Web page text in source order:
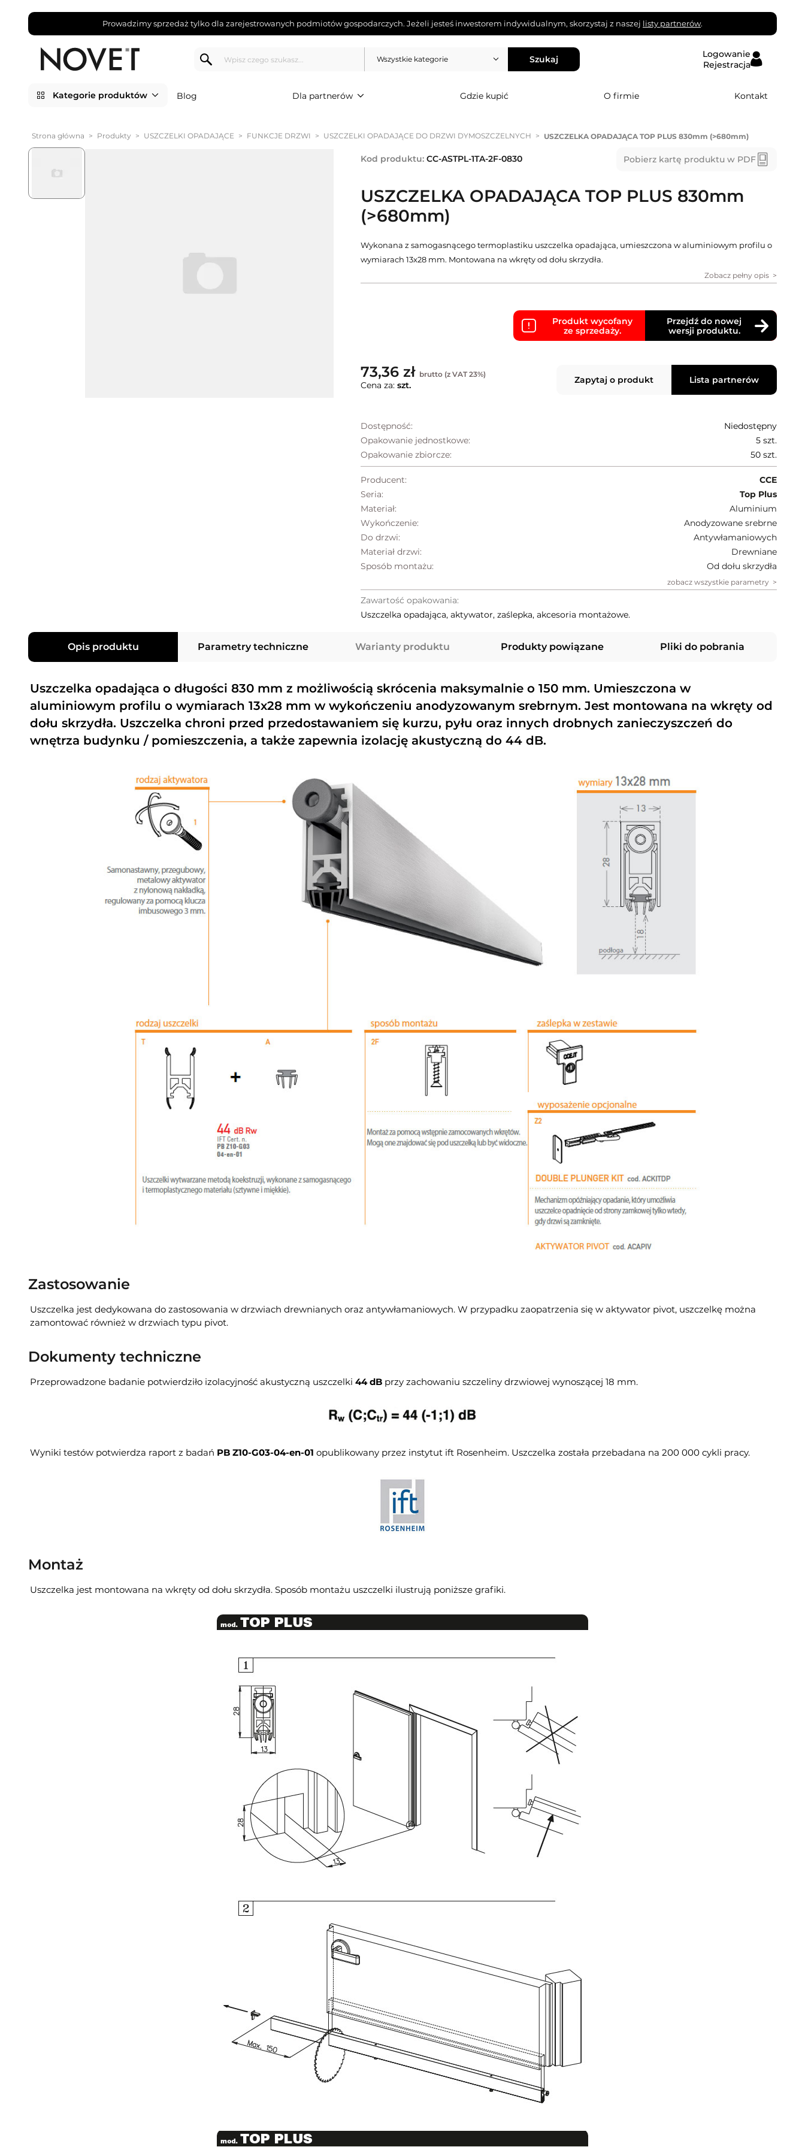
Prowadzimy sprzedaż tylko dla zarejestrowanych podmiotów gospodarczych. Jeżeli jesteś inwestorem indywidualnym, skorzystaj z naszej listy partnerów.
Wszystkie kategorie Szukaj
Logowanie
Rejestracja
Kategorie produktów Blog Dla partnerów Gdzie kupić O firmie Kontakt
Strona główna > Produkty > USZCZELKI OPADAJĄCE > FUNKCJE DRZWI > USZCZELKI OPADAJĄCE DO DRZWI DYMOSZCZELNYCH > USZCZELKA OPADAJĄCA TOP PLUS 830mm (>680mm)
Kod produktu: CC-ASTPL-1TA-2F-0830 Pobierz kartę produktu w PDF
USZCZELKA OPADAJĄCA TOP PLUS 830mm
(>680mm)
Wykonana z samogasnącego termoplastiku uszczelka opadająca, umieszczona w aluminiowym profilu o
wymiarach 13x28 mm. Montowana na wkręty od dołu skrzydła.
Zobacz pełny opis
Produkt wycofany
ze sprzedaży.
Przejdź do nowej
wersji produktu.
73,36 zł brutto (z VAT 23%)
Cena za: szt. Zapytaj o produkt Lista partnerów
Dostępność:
Niedostępny
Opakowanie jednostkowe:
5 szt.
Opakowanie zbiorcze:
50 szt.
Producent:
CCE
Seria:
Top Plus
Materiał:
Aluminium
Wykończenie:
Anodyzowane srebrne
Do drzwi:
Antywłamaniowych
Materiał drzwi:
Drewniane
Sposób montażu:
Od dołu skrzydła
zobacz wszystkie parametry
Zawartość opakowania:
Uszczelka opadająca, aktywator, zaślepka, akcesoria montażowe.
Opis produktu Parametry techniczne Warianty produktu Produkty powiązane Pliki do pobrania
Uszczelka opadająca o długości 830 mm z możliwością skrócenia maksymalnie o 150 mm. Umieszczona w
aluminiowym profilu o wymiarach 13x28 mm w wykończeniu anodyzowanym srebrnym. Jest montowana na wkręty od
dołu skrzydła. Uszczelka chroni przed przedostawaniem się kurzu, pyłu oraz innych drobnych zanieczyszczeń do
wnętrza budynku / pomieszczenia, a także zapewnia izolację akustyczną do 44 dB.
Zastosowanie
Uszczelka jest dedykowana do zastosowania w drzwiach drewnianych oraz antywłamaniowych. W przypadku zaopatrzenia się w aktywator pivot, uszczelkę można
zamontować również w drzwiach typu pivot.
Dokumenty techniczne
Przeprowadzone badanie potwierdziło izolacyjność akustyczną uszczelki 44 dB przy zachowaniu szczeliny drzwiowej wynoszącej 18 mm.
Wyniki testów potwierdza raport z badań PB Z10-G03-04-en-01 opublikowany przez instytut ift Rosenheim. Uszczelka została przebadana na 200 000 cykli pracy.
Montaż
Uszczelka jest montowana na wkręty od dołu skrzydła. Sposób montażu uszczelki ilustrują poniższe grafiki.